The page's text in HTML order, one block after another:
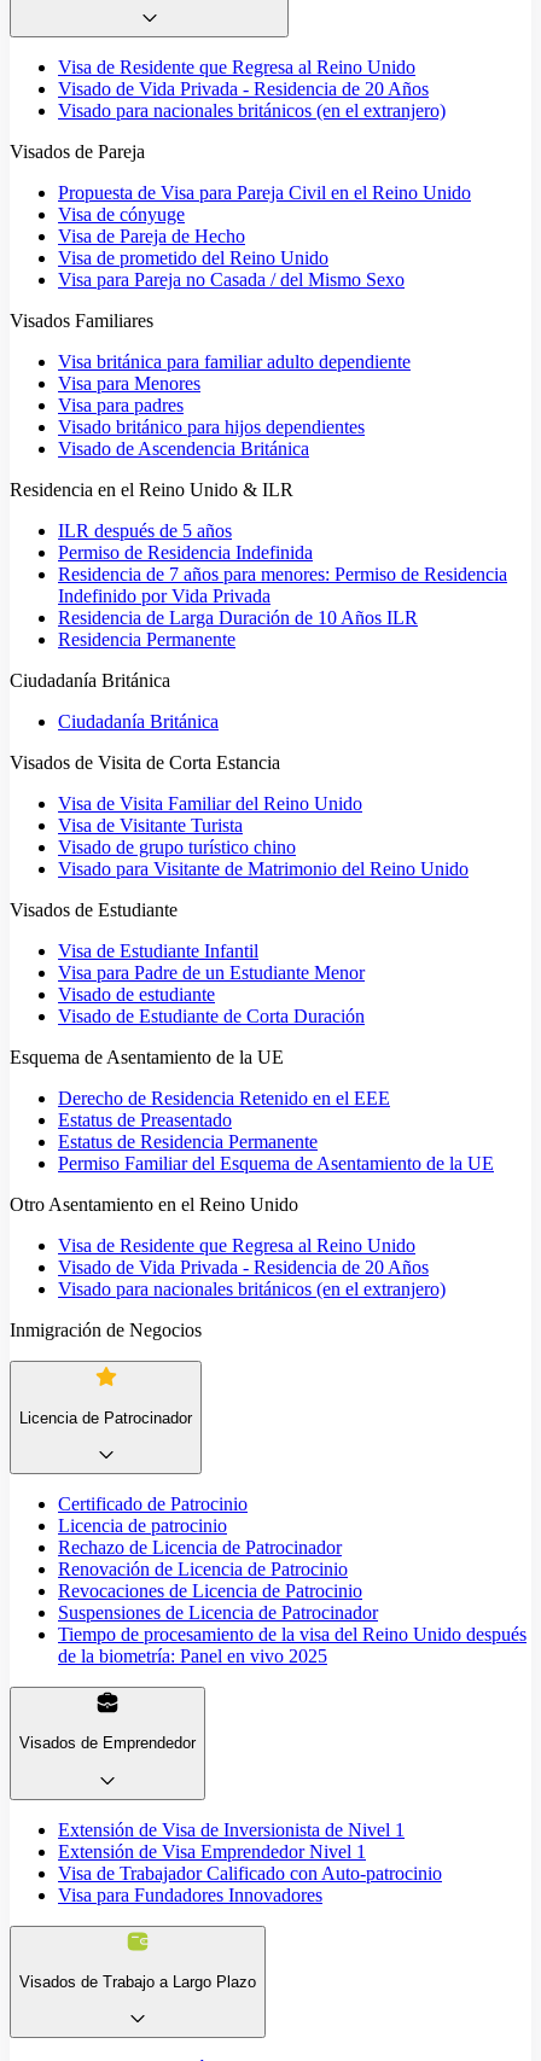
Visa de Residente que Regresa al Reino Unido
Visado de Vida Privada - Residencia de 20 Años
Visado para nacionales británicos (en el extranjero)
Visados de Pareja
Propuesta de Visa para Pareja Civil en el Reino Unido
Visa de cónyuge
Visa de Pareja de Hecho
Visa de prometido del Reino Unido
Visa para Pareja no Casada / del Mismo Sexo
Visados Familiares
Visa británica para familiar adulto dependiente
Visa para Menores
Visa para padres
Visado británico para hijos dependientes
Visado de Ascendencia Británica
Residencia en el Reino Unido & ILR
ILR después de 5 años
Permiso de Residencia Indefinida
Residencia de 7 años para menores: Permiso de Residencia
Indefinido por Vida Privada
Residencia de Larga Duración de 10 Años ILR
Residencia Permanente
Ciudadanía Británica
Ciudadanía Británica
Visados de Visita de Corta Estancia
Visa de Visita Familiar del Reino Unido
Visa de Visitante Turista
Visado de grupo turístico chino
Visado para Visitante de Matrimonio del Reino Unido
Visados de Estudiante
Visa de Estudiante Infantil
Visa para Padre de un Estudiante Menor
Visado de estudiante
Visado de Estudiante de Corta Duración
Esquema de Asentamiento de la UE
Derecho de Residencia Retenido en el EEE
Estatus de Preasentado
Estatus de Residencia Permanente
Permiso Familiar del Esquema de Asentamiento de la UE
Otro Asentamiento en el Reino Unido
Visa de Residente que Regresa al Reino Unido
Visado de Vida Privada - Residencia de 20 Años
Visado para nacionales británicos (en el extranjero)
Inmigración de Negocios
Licencia de Patrocinador
Certificado de Patrocinio
Licencia de patrocinio
Rechazo de Licencia de Patrocinador
Renovación de Licencia de Patrocinio
Revocaciones de Licencia de Patrocinio
Suspensiones de Licencia de Patrocinador
Tiempo de procesamiento de la visa del Reino Unido después
de la biometría: Panel en vivo 2025
Visados de Emprendedor
Extensión de Visa de Inversionista de Nivel 1
Extensión de Visa Emprendedor Nivel 1
Visa de Trabajador Calificado con Auto-patrocinio
Visa para Fundadores Innovadores
Visados de Trabajo a Largo Plazo